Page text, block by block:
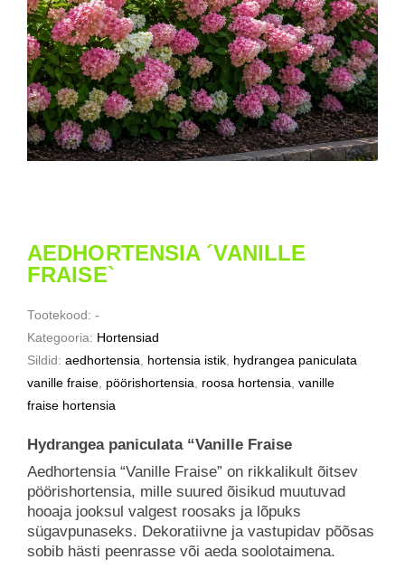
AEDHORTENSIA ´VANILLE
FRAISE`
Tootekood: -
Kategooria: Hortensiad
Sildid: aedhortensia, hortensia istik, hydrangea paniculata
vanille fraise, pöörishortensia, roosa hortensia, vanille
fraise hortensia
Hydrangea paniculata “Vanille Fraise
Aedhortensia “Vanille Fraise” on rikkalikult õitsev
pöörishortensia, mille suured õisikud muutuvad
hooaja jooksul valgest roosaks ja lõpuks
sügavpunaseks. Dekoratiivne ja vastupidav põõsas
sobib hästi peenrasse või aeda soolotaimena.